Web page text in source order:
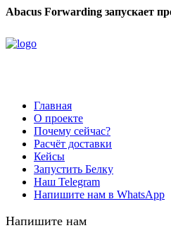
Abacus Forwarding запускает
Главная
О проекте
Почему сейчас?
Расчёт доставки
Кейсы
Запустить Белку
Наш Telegram
Напишите нам в WhatsApp
Напишите нам